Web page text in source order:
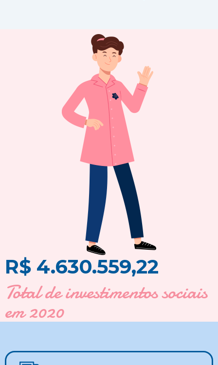
R$ 4.630.559,22
Total de investimentos sociais
em 2020